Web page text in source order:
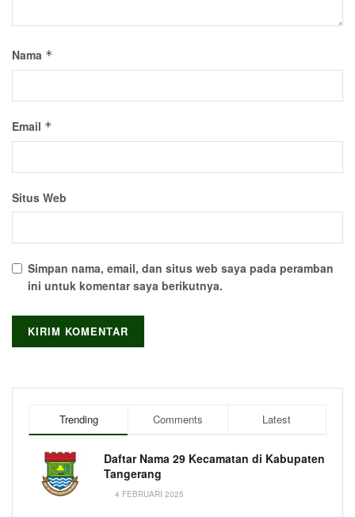
Nama *
Email *
Situs Web
Simpan nama, email, dan situs web saya pada peramban
ini untuk komentar saya berikutnya.
Trending Comments Latest
Daftar Nama 29 Kecamatan di Kabupaten
Tangerang
4 FEBRUARI 2025